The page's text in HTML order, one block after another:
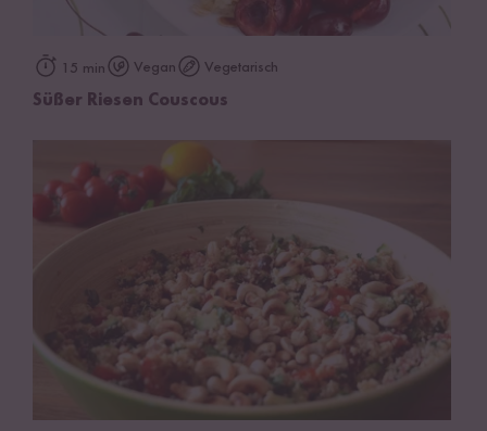
15 min Vegan Vegetarisch
Süßer Riesen Couscous